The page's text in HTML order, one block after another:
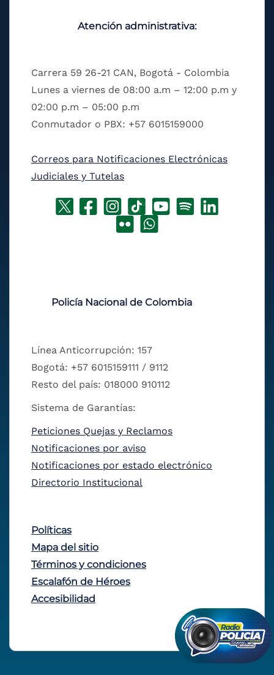
Atención administrativa:
Carrera 59 26-21 CAN, Bogotá - Colombia
Lunes a viernes de 08:00 a.m – 12:00 p.m y
02:00 p.m – 05:00 p.m
Conmutador o PBX: +57 6015159000
Correos para Notificaciones Electrónicas
Judiciales y Tutelas
Policía Nacional de Colombia
Línea Anticorrupción: 157
Bogotá: +57 6015159111 / 9112
Resto del país: 018000 910112
Sistema de Garantías:
Peticiones Quejas y Reclamos
Notificaciones por aviso
Notificaciones por estado electrónico
Directorio Institucional
Políticas
Mapa del sitio
Términos y condiciones
Escalafón de Héroes
Accesibilidad